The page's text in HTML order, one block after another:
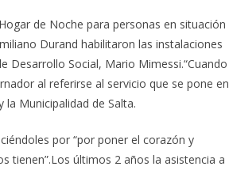
de Noche para personas en situación
Durand habilitaron las instalaciones
Desarrollo Social, Mario Mimessi.“Cuando
al referirse al servicio que se pone en
Municipalidad de Salta.
por “por poner el corazón y
tienen”.Los últimos 2 años la asistencia a